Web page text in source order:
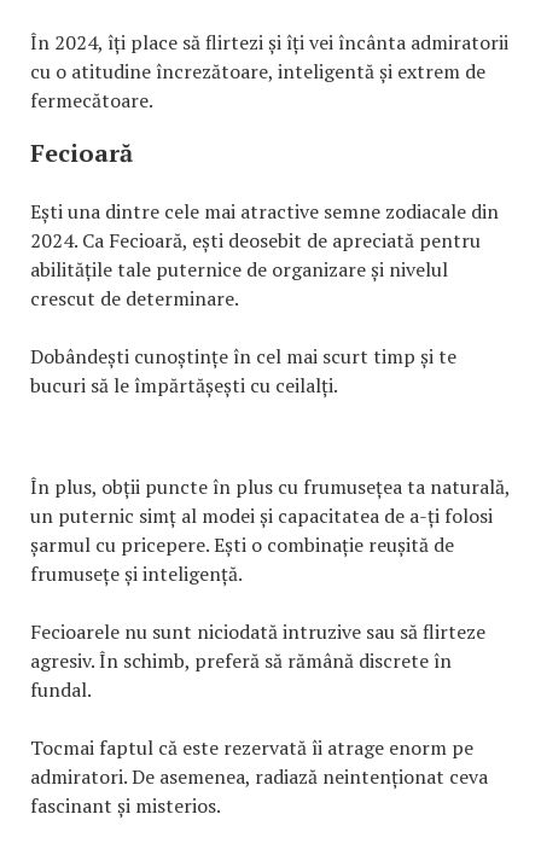
În 2024, îți place să flirtezi și îți vei încânta admiratorii
cu o atitudine încrezătoare, inteligentă și extrem de
fermecătoare.
Fecioară
Ești una dintre cele mai atractive semne zodiacale din
2024. Ca Fecioară, ești deosebit de apreciată pentru
abilitățile tale puternice de organizare și nivelul
crescut de determinare.
Dobândești cunoștințe în cel mai scurt timp și te
bucuri să le împărtășești cu ceilalți.
În plus, obții puncte în plus cu frumusețea ta naturală,
un puternic simț al modei și capacitatea de a-ți folosi
șarmul cu pricepere. Ești o combinație reușită de
frumusețe și inteligență.
Fecioarele nu sunt niciodată intruzive sau să flirteze
agresiv. În schimb, preferă să rămână discrete în
fundal.
Tocmai faptul că este rezervată îi atrage enorm pe
admiratori. De asemenea, radiază neintenționat ceva
fascinant și misterios.